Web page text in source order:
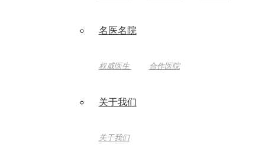
名医名院
权威医生 合作医院
关于我们
关于我们